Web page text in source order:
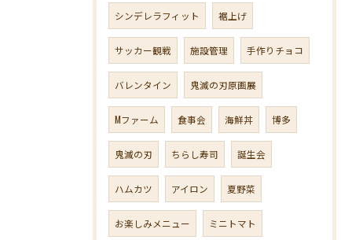
シンデレラフィット 裾上げ
サッカー観戦 施設管理 手作りチョコ
バレンタイン 鬼滅の刃原画展
Mファーム 食事会 海鮮丼 博多
鬼滅の刃 ちらし寿司 誕生会
ハムカツ アイロン 夏野菜
お楽しみメニュー ミニトマト